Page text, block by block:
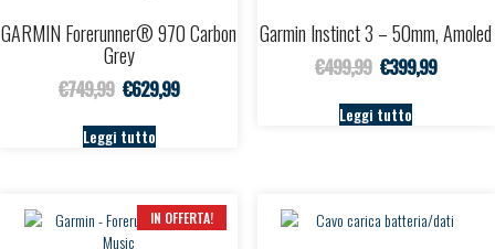
GARMIN Forerunner® 970 Carbon
Grey
€749,99 Il prezzo originale era: €749,99.
€629,99Il prezzo attuale è: €629,99.
Leggi tutto
Garmin Instinct 3 – 50mm, Amoled
€499,99 Il prezzo
€399,99Il
Leggi tutto
IN OFFERTA!